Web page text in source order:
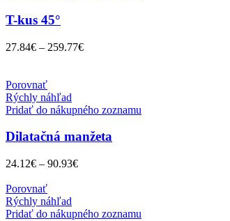
T-kus 45°
27.84€ – 259.77€
Porovnať
Rýchly náhľad
Pridať do nákupného zoznamu
Dilatačná manžeta
24.12€ – 90.93€
Porovnať
Rýchly náhľad
Pridať do nákupného zoznamu